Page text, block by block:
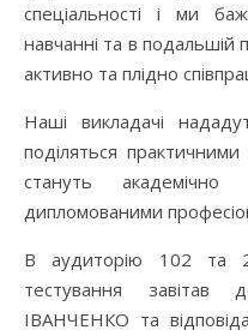
спеціальності і ми
навчанні та в подальшій
активно та плідно
Наші викладачі
поділяться
стануть академічно
дипломованими
В аудиторію 102 та
тестування завітав
ІВАНЧЕНКО та